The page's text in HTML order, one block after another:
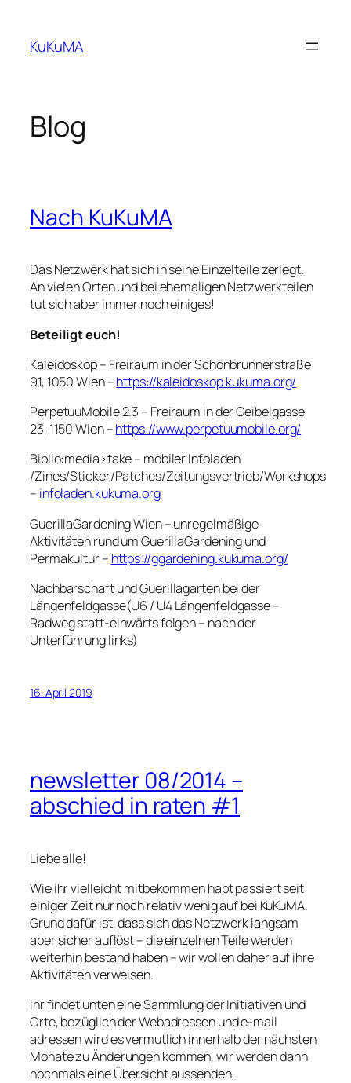
springen
KuKuMA
Blog
Nach KuKuMA
Das Netzwerk hat sich in seine Einzelteile zerlegt.
An vielen Orten und bei ehemaligen Netzwerkteilen
tut sich aber immer noch einiges!
Beteiligt euch!
Kaleidoskop – Freiraum in der Schönbrunnerstraße
91, 1050 Wien –https://kaleidoskop.kukuma.org/
PerpetuuMobile 2.3 – Freiraum in der Geibelgasse
23, 1150 Wien –https://www.perpetuumobile.org/
Biblio:media>take – mobiler Infoladen
/Zines/Sticker/Patches/Zeitungsvertrieb/Workshops
– infoladen.kukuma.org
GuerillaGardening Wien – unregelmäßige
Aktivitäten rund um GuerillaGardening und
Permakultur – https://ggardening.kukuma.org/
Nachbarschaft und Guerillagarten bei der
Längenfeldgasse(U6 / U4 Längenfeldgasse –
Radweg statt-einwärts folgen – nach der
Unterführung links)
16. April 2019
newsletter 08/2014 –
abschied in raten #1
Liebe alle!
Wie ihr vielleicht mitbekommen habt passiert seit
einiger Zeit nur noch relativ wenig auf bei KuKuMA.
Grund dafür ist, dass sich das Netzwerk langsam
aber sicher auflöst – die einzelnen Teile werden
weiterhin bestand haben – wir wollen daher auf ihre
Aktivitäten verweisen.
Ihr findet unten eine Sammlung der Initiativen und
Orte, bezüglich der Webadressen und e-mail
adressen wird es vermutlich innerhalb der nächsten
Monate zu Änderungen kommen, wir werden dann
nochmals eine Übersicht aussenden.